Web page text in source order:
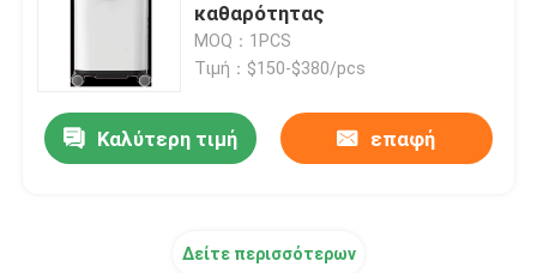
Ζητήστε μια προσφορά
Αντλία έγχυσης συρίγγων
μητρικό εμβρυϊκό όργανο ελέγχου
καθαρότητας
MOQ：1PCS
Τιμή：$150-$380/pcs
Καλύτερη τιμή επαφή
Δείτε περισσότερων